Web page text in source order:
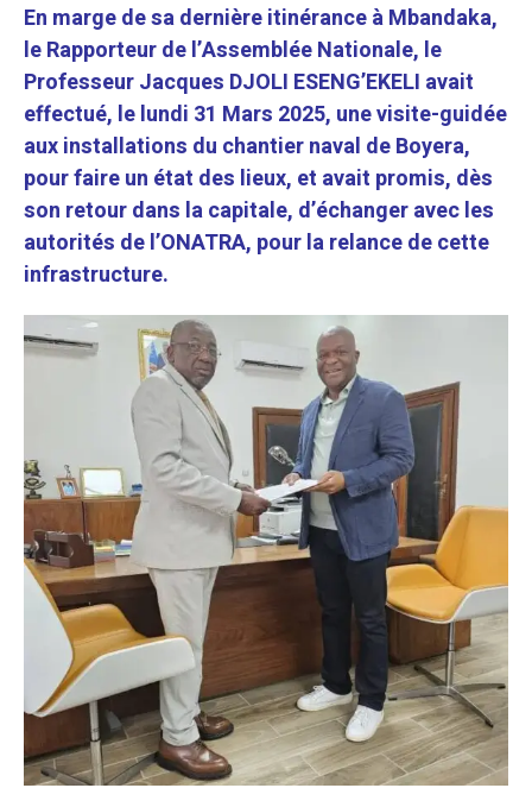
En marge de sa dernière itinérance à Mbandaka,
le Rapporteur de l’Assemblée Nationale, le
Professeur Jacques DJOLI ESENG’EKELI avait
effectué, le lundi 31 Mars 2025, une visite-guidée
aux installations du chantier naval de Boyera,
pour faire un état des lieux, et avait promis, dès
son retour dans la capitale, d’échanger avec les
autorités de l’ONATRA, pour la relance de cette
infrastructure.